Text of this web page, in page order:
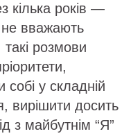
кілька років —
вважають
розмови
собі у складній
вирішити досить
з майбутнім “Я”